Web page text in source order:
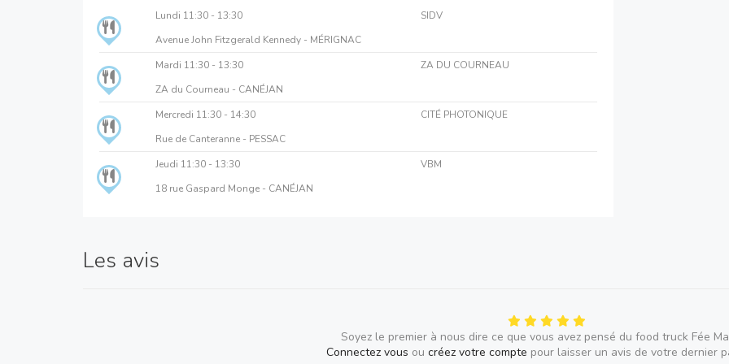
Lundi 11:30 - 13:30
SIDV
Avenue John Fitzgerald Kennedy - MÉRIGNAC
Mardi 11:30 - 13:30
ZA DU COURNEAU
ZA du Courneau - CANÉJAN
Mercredi 11:30 - 14:30
CITÉ PHOTONIQUE
Rue de Canteranne - PESSAC
Jeudi 11:30 - 13:30
VBM
18 rue Gaspard Monge - CANÉJAN
Les avis
Soyez le premier à nous dire ce que vous avez pensé du food truck Fée
Connectez vous ou créez votre compte pour laisser un avis de votre dernier